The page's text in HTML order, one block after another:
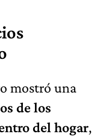
mostró una
de los
del hogar,